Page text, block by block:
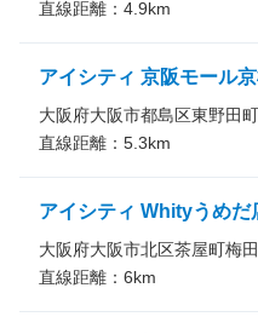
直線距離： 4.9km
アイシティ 京阪モール
大阪府大阪市都島区東野田
直線距離： 5.3km
アイシティ Whityうめだ
大阪府大阪市北区茶屋町梅
直線距離： 6km